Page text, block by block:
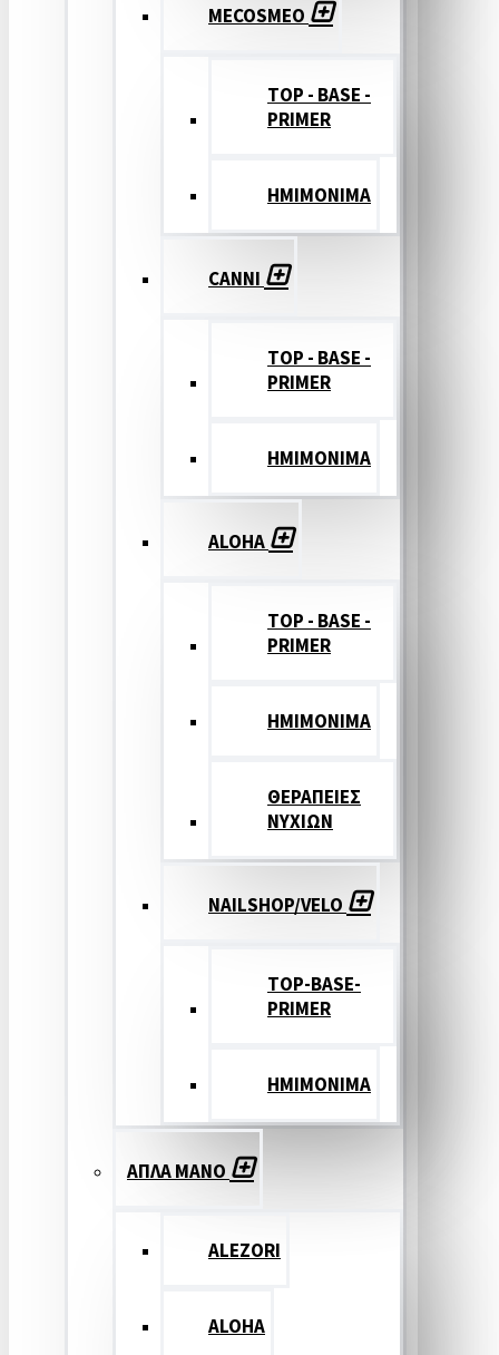
MECOSMEO
TOP - BASE -
PRIMER
ΗΜΙΜΟΝΙΜΑ
CANNI
TOP - BASE -
PRIMER
ΗΜΙΜΟΝΙΜΑ
ALOHA
TOP - BASE -
PRIMER
ΗΜΙΜΟΝΙΜΑ
ΘΕΡΑΠΕΙΕΣ
ΝΥΧΙΩΝ
NAILSHOP/VELO
TOP-BASE-
PRIMER
ΗΜΙΜΟΝΙΜΑ
ΑΠΛΑ ΜΑΝΟ
ALEZORI
ALOHA